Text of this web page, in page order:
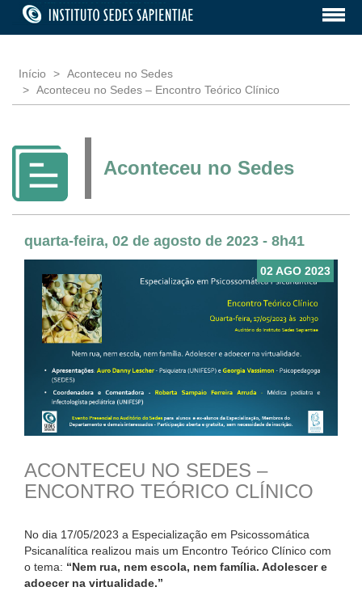
Início
Aconteceu no Sedes
Aconteceu no Sedes – Encontro Teórico Clínico
Aconteceu no Sedes
quarta-feira, 02 de agosto de 2023 - 8h41
02 AGO 2023
ACONTECEU NO SEDES –
ENCONTRO TEÓRICO CLÍNICO
No dia 17/05/2023 a Especialização em Psicossomática
Psicanalítica realizou mais um Encontro Teórico Clínico com
o tema: “Nem rua, nem escola, nem família. Adolescer e
adoecer na virtualidade.”